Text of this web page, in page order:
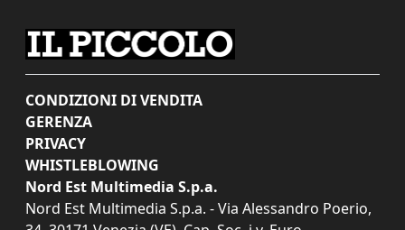
CONDIZIONI DI VENDITA
GERENZA
PRIVACY
WHISTLEBLOWING
Nord Est Multimedia S.p.a.
Nord Est Multimedia S.p.a. - Via Alessandro Poerio,